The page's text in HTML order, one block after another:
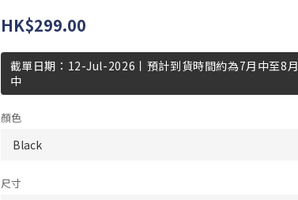
HK$299.00
截單日期：12-Jul-2026丨預計到貨時間約為7月中至8月
中
顏色
尺寸